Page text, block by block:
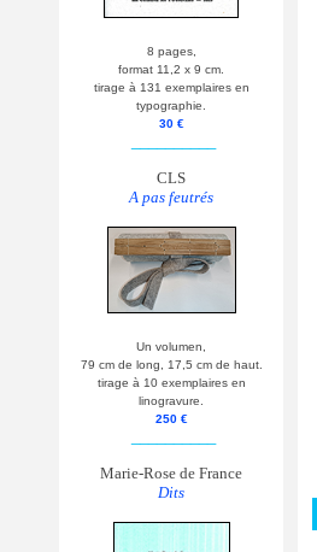
8 pages,
format 11,2 x 9 cm.
tirage à 131 exemplaires en
typographie.
30 €
CLS
A pas feutrés
Un volumen,
79 cm de long, 17,5 cm de haut.
tirage à 10 exemplaires en
linogravure.
250 €
Marie-Rose de France
Dits